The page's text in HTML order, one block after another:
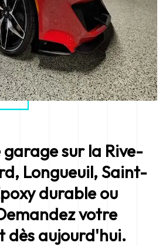
sur la Rive-
Longueuil, Saint-
durable ou
votre
dès aujourd'hui.